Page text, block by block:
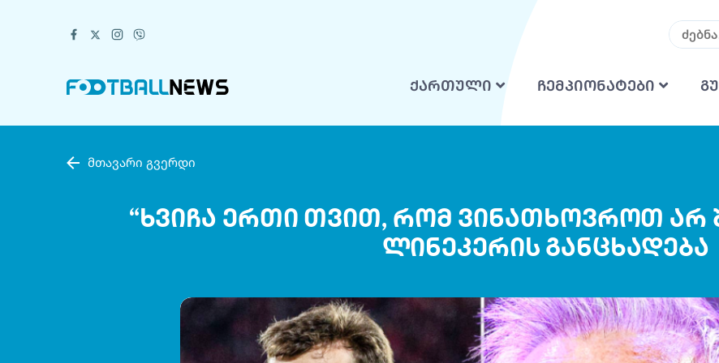
ქართული ჩემპიონატები
მთავარი გვერდი
“ხვიჩა ერთი თვით, რომ ვინათხოვროთ არ
ლინეკერის განცხადება